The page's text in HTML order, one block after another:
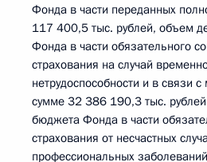
Фонда в части переданных
117 400,5 тыс. рублей, объем
Фонда в части обязательного
страхования на случай
нетрудоспособности и в связи
сумме 32 386 190,3 тыс.
бюджета Фонда в части
страхования от несчастных
профессиональных